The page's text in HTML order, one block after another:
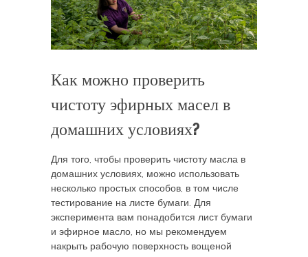
Как можно проверить
чистоту эфирных масел в
домашних условиях?
Для того, чтобы проверить чистоту масла в
домашних условиях, можно использовать
несколько простых способов, в том числе
тестирование на листе бумаги. Для
эксперимента вам понадобится лист бумаги
и эфирное масло, но мы рекомендуем
накрыть рабочую поверхность вощеной